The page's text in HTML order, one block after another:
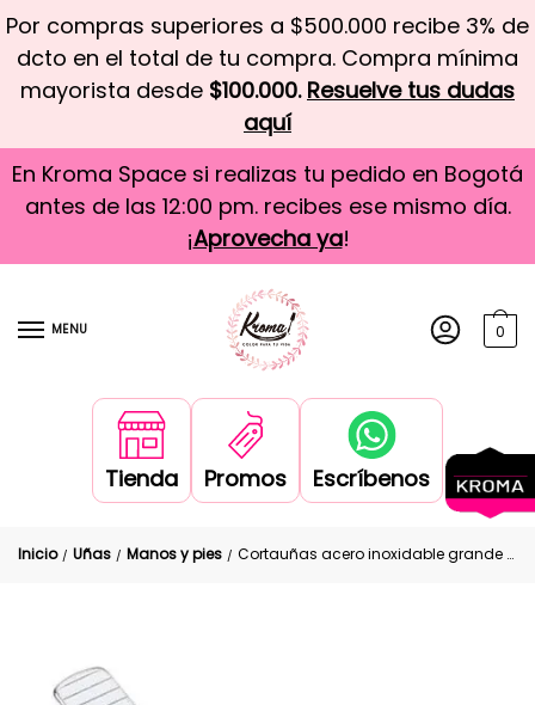
Por compras superiores a $500.000 recibe 3% de
dcto en el total de tu compra. Compra mínima
mayorista desde $100.000. Resuelve tus dudas
aquí
En Kroma Space si realizas tu pedido en Bogotá
antes de las 12:00 pm. recibes ese mismo día.
¡Aprovecha ya!
MENU 0
Tienda Promos Escríbenos
Inicio / Uñas / Manos y pies / Cortauñas acero inoxidable grande para adultos